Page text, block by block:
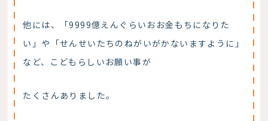
他には、「9999億えんぐらいおお金もちになりた
い」や「せんせいたちのねがいがかないますように」
など、こどもらしいお願い事が
たくさんありました。